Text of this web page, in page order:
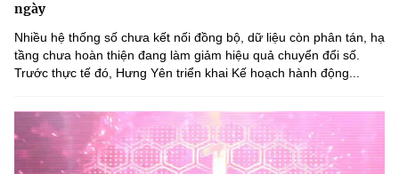
ngày
Nhiều hệ thống số chưa kết nối đồng bộ, dữ liệu còn phân tán, hạ
tầng chưa hoàn thiện đang làm giảm hiệu quả chuyển đổi số.
Trước thực tế đó, Hưng Yên triển khai Kế hoạch hành động...